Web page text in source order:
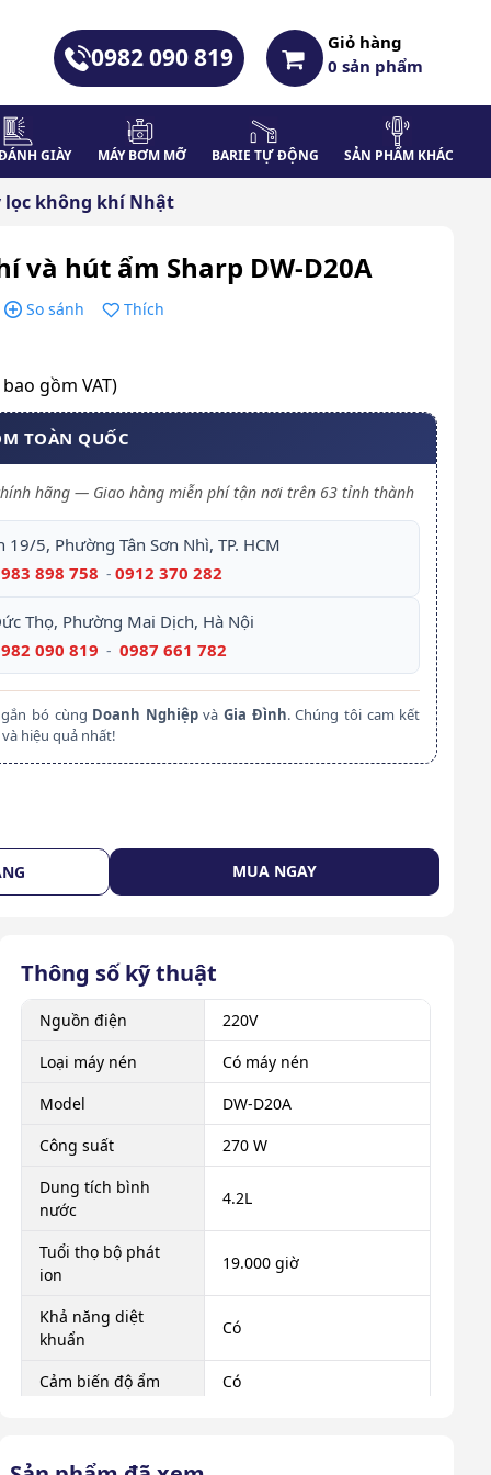
0982 090 819
Giỏ hàng
0sản phẩm
GIÀY MÁY BƠM MỠ BARIE TỰ ĐỘNG SẢN PHẨM KHÁC
lọc không khí Nhật
và hút ẩm Sharp DW-D20A
So sánh
Thích
gồm VAT)
TOÀN QUỐC
hãng — Giao hàng miễn phí tận nơi trên 63 tỉnh thành
19/5, Phường Tân Sơn Nhì, TP. HCM
898 758 - 0912 370 282
Thọ, Phường Mai Dịch, Hà Nội
090 819 - 0987 661 782
bó cùng Doanh NghiệpvàGia Đình. Chúng tôi cam kết
hiệu quả nhất!
MUA NGAY
Thông số kỹ thuật
Nguồn điện
220V
Loại máy nén
Có máy nén
Model
DW-D20A
Công suất
270 W
Dung tích bình
nước
4.2L
Tuổi thọ bộ phát
ion
19.000 giờ
Khả năng diệt
khuẩn
Có
Cảm biến độ ẩm Có